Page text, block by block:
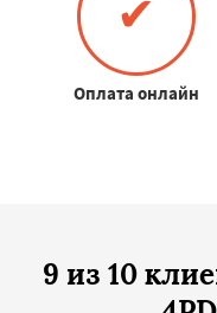
✔
Оплата онлайн
9 из 10